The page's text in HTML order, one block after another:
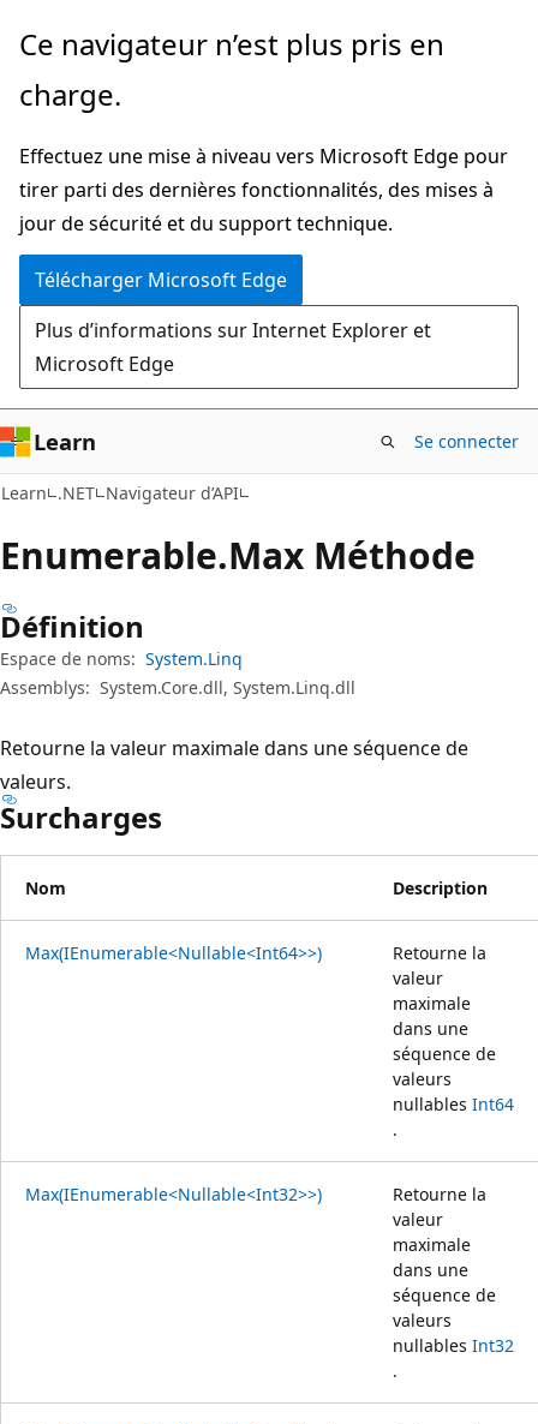
Passer
directement
au
principal
Passer
la
dans
la
page
Ce navigateur n’est plus pris en
charge.
Effectuez une mise à niveau vers Microsoft Edge pour
tirer parti des dernières fonctionnalités, des mises à
jour de sécurité et du support technique.
Télécharger Microsoft Edge
Plus d’informations sur Internet Explorer et
Microsoft Edge
Learn Se connecter
Learn .NET Navigateur d’API
Enumerable.Max Méthode
Définition
Espace de noms: System.Linq
Assemblys: System.Core.dll, System.Linq.dll
Retourne la valeur maximale dans une séquence de
valeurs.
Surcharges
Nom Description
Max(IEnumerable<Nullable<Int64>>)
Retourne la
valeur
maximale
dans une
séquence de
valeurs
nullables Int64
.
Max(IEnumerable<Nullable<Int32>>)
Retourne la
valeur
maximale
dans une
séquence de
valeurs
nullables Int32
.